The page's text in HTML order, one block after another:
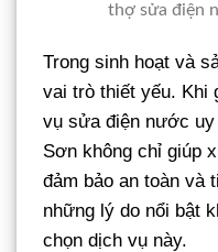
thợ sửa điện
Trong sinh hoạt và
vai trò thiết yếu. Khi
vụ sửa điện nước
Sơn không chỉ giúp
đảm bảo an toàn và
những lý do nổi bật
chọn dịch vụ này.